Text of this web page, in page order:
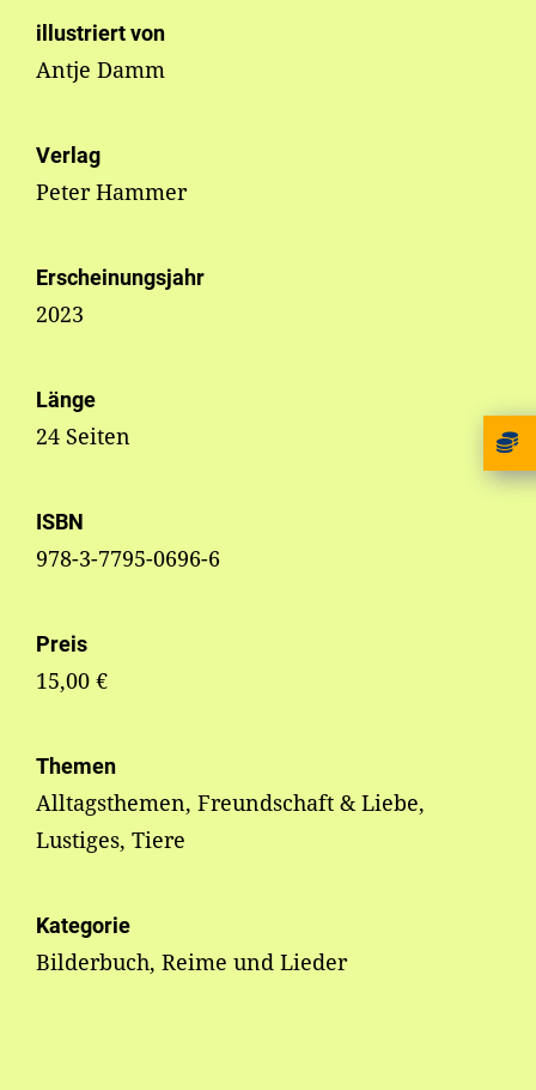
illustriert von
Antje Damm
Verlag
Peter Hammer
Erscheinungsjahr
2023
Länge
24 Seiten
ISBN
978-3-7795-0696-6
Preis
15,00 €
Themen
Alltagsthemen, Freundschaft & Liebe,
Lustiges, Tiere
Kategorie
Bilderbuch, Reime und Lieder